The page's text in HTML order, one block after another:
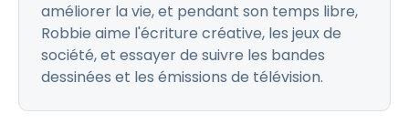
améliorer la vie, et pendant son temps libre,
Robbie aime l'écriture créative, les jeux de
société, et essayer de suivre les bandes
dessinées et les émissions de télévision.